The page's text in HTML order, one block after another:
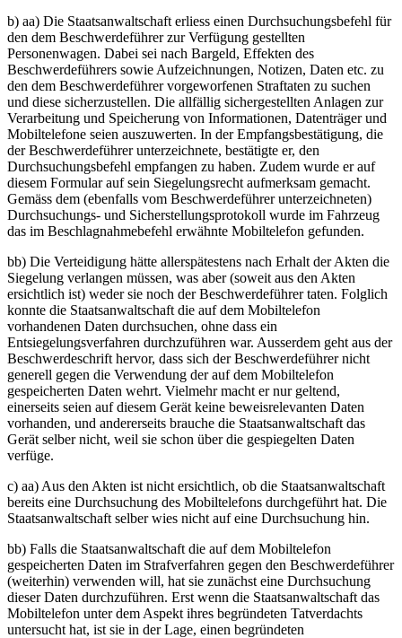
b) aa) Die Staatsanwaltschaft erliess einen Durchsuchungsbefehl für
den dem Beschwerdeführer zur Verfügung gestellten
Personenwagen. Dabei sei nach Bargeld, Effekten des
Beschwerdeführers sowie Aufzeichnungen, Notizen, Daten etc. zu
den dem Beschwerdeführer vorgeworfenen Straftaten zu suchen
und diese sicherzustellen. Die allfällig sichergestellten Anlagen zur
Verarbeitung und Speicherung von Informationen, Datenträger und
Mobiltelefone seien auszuwerten. In der Empfangsbestätigung, die
der Beschwerdeführer unterzeichnete, bestätigte er, den
Durchsuchungsbefehl empfangen zu haben. Zudem wurde er auf
diesem Formular auf sein Siegelungsrecht aufmerksam gemacht.
Gemäss dem (ebenfalls vom Beschwerdeführer unterzeichneten)
Durchsuchungs- und Sicherstellungsprotokoll wurde im Fahrzeug
das im Beschlagnahmebefehl erwähnte Mobiltelefon gefunden.
bb) Die Verteidigung hätte allerspätestens nach Erhalt der Akten die
Siegelung verlangen müssen, was aber (soweit aus den Akten
ersichtlich ist) weder sie noch der Beschwerdeführer taten. Folglich
konnte die Staatsanwaltschaft die auf dem Mobiltelefon
vorhandenen Daten durchsuchen, ohne dass ein
Entsiegelungsverfahren durchzuführen war. Ausserdem geht aus der
Beschwerdeschrift hervor, dass sich der Beschwerdeführer nicht
generell gegen die Verwendung der auf dem Mobiltelefon
gespeicherten Daten wehrt. Vielmehr macht er nur geltend,
einerseits seien auf diesem Gerät keine beweisrelevanten Daten
vorhanden, und andererseits brauche die Staatsanwaltschaft das
Gerät selber nicht, weil sie schon über die gespiegelten Daten
verfüge.
c) aa) Aus den Akten ist nicht ersichtlich, ob die Staatsanwaltschaft
bereits eine Durchsuchung des Mobiltelefons durchgeführt hat. Die
Staatsanwaltschaft selber wies nicht auf eine Durchsuchung hin.
bb) Falls die Staatsanwaltschaft die auf dem Mobiltelefon
gespeicherten Daten im Strafverfahren gegen den Beschwerdeführer
(weiterhin) verwenden will, hat sie zunächst eine Durchsuchung
dieser Daten durchzuführen. Erst wenn die Staatsanwaltschaft das
Mobiltelefon unter dem Aspekt ihres begründeten Tatverdachts
untersucht hat, ist sie in der Lage, einen begründeten